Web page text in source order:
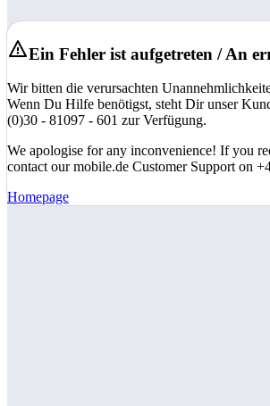
Ein Fehler ist aufgetreten / An
Wir bitten die verursachten
Wenn Du Hilfe benötigst, steht Dir unser
(0)30 - 81097 - 601 zur Verfügung.
We apologise for any inconvenience! If you
contact our mobile.de Customer Support on
Homepage